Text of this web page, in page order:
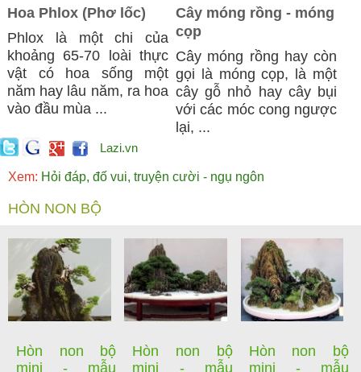
Hoa Phlox (Phơ lốc)
Phlox là một chi của
khoảng 65-70 loài thực
vật có hoa sống một
năm hay lâu năm, ra hoa
vào đầu mùa ...
Cây móng rồng - móng
cọp
Cây móng rồng hay còn
gọi là móng cọp, là một
cây gỗ nhỏ hay cây bụi
với các móc cong ngược
lại, ...
Lazi.vn
Xem: Hỏi đáp, đố vui, truyện cười - ngụ ngôn
HÒN NON BỘ
Hòn non bộ
mini - mẫu
Hòn non bộ
mini - mẫu
Hòn non bộ
mini - mẫu